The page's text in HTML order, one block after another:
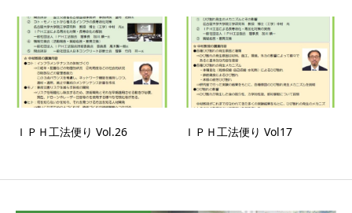
ＩＰＨ工法便り Vol.26 ＩＰＨ工法便り Vol17